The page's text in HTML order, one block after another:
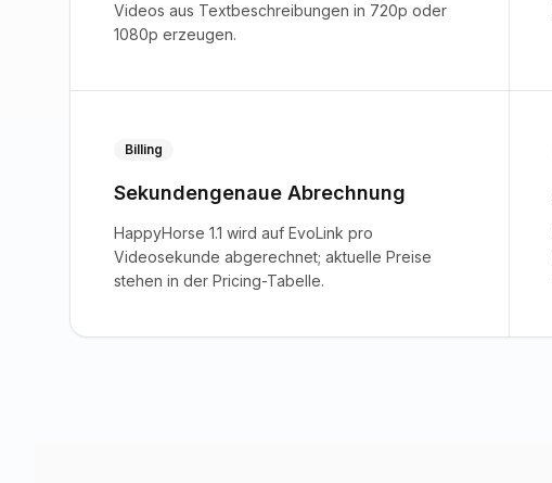
Videos aus Textbeschreibungen in 720p oder
1080p erzeugen.
Billing
Sekundengenaue Abrechnung
HappyHorse 1.1 wird auf EvoLink pro
Videosekunde abgerechnet; aktuelle Preise
stehen in der Pricing-Tabelle.